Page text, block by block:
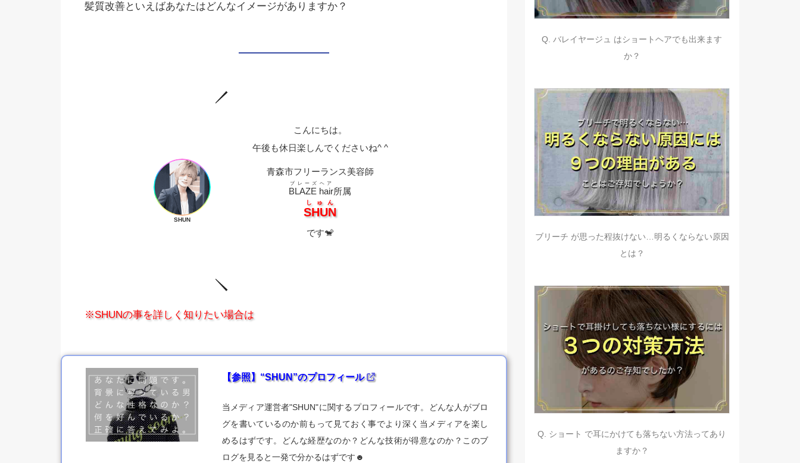
髪質改善といえばあなたはどんなイメージがありますか？
SHUN
こんにちは。
午後も休日楽しんでくださいね^ ^
青森市フリーランス美容師
BLAZE hair
ブレーズヘア
所属
SHUN
しゅん
です🐒
※SHUNの事を詳しく知りたい場合は
【参照】“SHUN”のプロフィール
当メディア運営者"SHUN"に関するプロフィールです。どんな人がブロ
グを書いているのか前もって見ておく事でより深く当メディアを楽し
めるはずです。どんな経歴なのか？どんな技術が得意なのか？このブ
ログを見ると一発で分かるはずです☻
Q. バレイヤージュ はショートヘアでも出来ます
か？
ブリーチ が思った程抜けない…明るくならない原因
とは？
Q. ショート で耳にかけても落ちない方法ってあり
ますか？